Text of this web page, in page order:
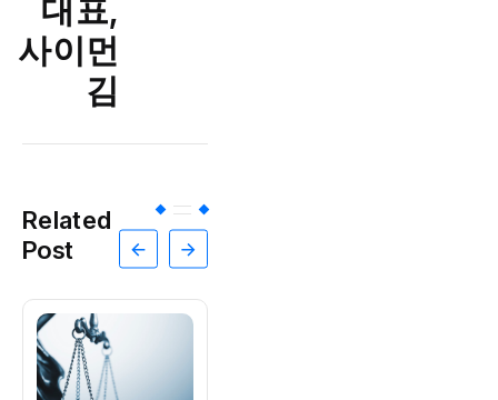
대표,
사이먼
김
Related
Post